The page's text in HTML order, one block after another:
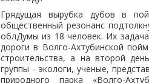
Грядущая вырубка дубов в
общественный резонанс
облДумы из 18 человек. Их
дороги в Волго-Ахтубинской
строительства, а на второй
группы - экологи, ученые,
природного парка «Волго-